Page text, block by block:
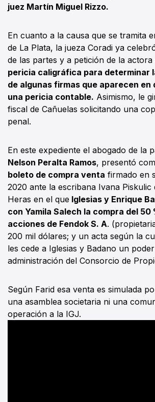
juez Martín Miguel Rizzo.
En cuanto a la causa que se tramita
de La Plata, la jueza Coradi ya
de las partes y a petición de la
pericia caligráfica para determinar
de algunas firmas que aparecen en
una pericia contable. Asimismo, le
fiscal de Cañuelas solicitando una
penal.
En este expediente el abogado de la
Nelson Peralta Ramos, presentó
boleto de compra venta firmado en
2020 ante la escribana Ivana Piskulic
Heras en el que Iglesias y Enrique
con Yamila Salech la compra del 50
acciones de Fendok S. A.
200 mil dólares; y un acta según la
les cede a Iglesias y Badano un
administración del Consorcio de
Según Farid esa venta es simulada
una asamblea societaria ni una
operación a la IGJ.